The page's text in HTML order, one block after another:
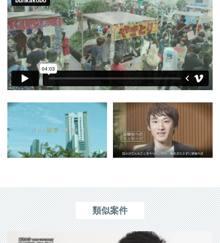
類似案件